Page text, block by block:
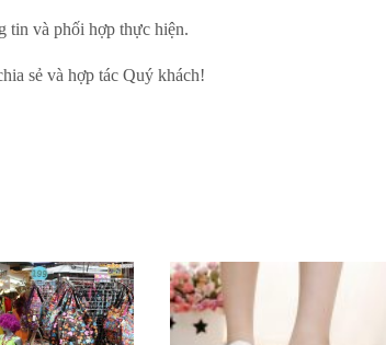
tin và phối hợp thực hiện.
sẻ và hợp tác Quý khách!